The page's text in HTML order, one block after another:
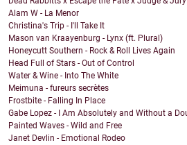
Alam W - La Menor
Christina's Trip - I'll Take It
Mason van Kraayenburg - Lynx (ft. Plural)
Honeycutt Southern - Rock & Roll Lives Again
Head Full of Stars - Out of Control
Water & Wine - Into The White
Meimuna - fureurs secrètes
Frostbite - Falling In Place
Gabe Lopez - I Am Absolutely and Without a
Painted Waves - Wild and Free
Janet Devlin - Emotional Rodeo